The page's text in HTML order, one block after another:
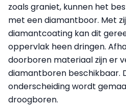
zoals graniet, kunnen het
met een diamantboor. Met
diamantcoating kan dit
oppervlak heen dringen.
doorboren materiaal zijn er
diamantboren beschikbaar.
onderscheiding wordt
droogboren.